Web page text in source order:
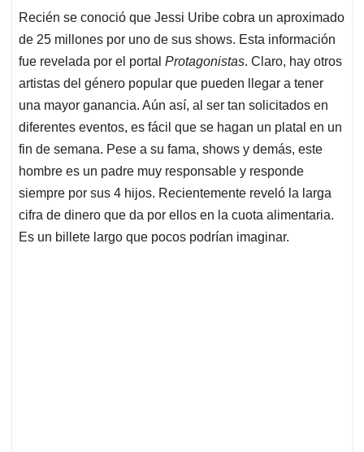
Recién se conoció que Jessi Uribe cobra un aproximado
de 25 millones por uno de sus shows. Esta información
fue revelada por el portal Protagonistas. Claro, hay otros
artistas del género popular que pueden llegar a tener
una mayor ganancia. Aún así, al ser tan solicitados en
diferentes eventos, es fácil que se hagan un platal en un
fin de semana. Pese a su fama, shows y demás, este
hombre es un padre muy responsable y responde
siempre por sus 4 hijos. Recientemente reveló la larga
cifra de dinero que da por ellos en la cuota alimentaria.
Es un billete largo que pocos podrían imaginar.